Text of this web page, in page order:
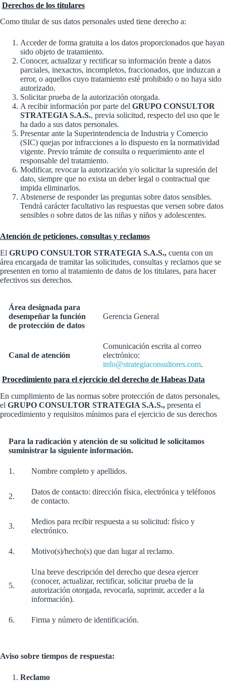
Derechos de los titulares
Como titular de sus datos personales usted tiene derecho a:
Acceder de forma gratuita a los datos proporcionados que hayan
sido objeto de tratamiento.
Conocer, actualizar y rectificar su información frente a datos
parciales, inexactos, incompletos, fraccionados, que induzcan a
error, o aquellos cuyo tratamiento esté prohibido o no haya sido
autorizado.
Solicitar prueba de la autorización otorgada.
A recibir información por parte del GRUPO CONSULTOR
STRATEGIA S.A.S., previa solicitud, respecto del uso que le
ha dado a sus datos personales.
Presentar ante la Superintendencia de Industria y Comercio
(SIC) quejas por infracciones a lo dispuesto en la normatividad
vigente. Previo trámite de consulta o requerimiento ante el
responsable del tratamiento.
Modificar, revocar la autorización y/o solicitar la supresión del
dato, siempre que no exista un deber legal o contractual que
impida eliminarlos.
Abstenerse de responder las preguntas sobre datos sensibles.
Tendrá carácter facultativo las respuestas que versen sobre datos
sensibles o sobre datos de las niñas y niños y adolescentes.
Atención de peticiones, consultas y reclamos
El GRUPO CONSULTOR STRATEGIA S.A.S., cuenta con un
área encargada de tramitar las solicitudes, consultas y reclamos que se
presenten en torno al tratamiento de datos de los titulares, para hacer
efectivos sus derechos.
Área designada para
desempeñar la función
de protección de datos
Gerencia General
Canal de atención
Comunicación escrita al correo
electrónico:
info@strategiaconsultores.com.
Procedimiento para el ejercicio del derecho de Habeas Data
En cumplimiento de las normas sobre protección de datos personales,
el GRUPO CONSULTOR STRATEGIA S.A.S., presenta el
procedimiento y requisitos mínimos para el ejercicio de sus derechos
Para la radicación y atención de su solicitud le solicitamos
suministrar la siguiente información.
1. Nombre completo y apellidos.
2.
Datos de contacto: dirección física, electrónica y teléfonos
de contacto.
3.
Medios para recibir respuesta a su solicitud: físico y
electrónico.
4. Motivo(s)/hecho(s) que dan lugar al reclamo.
5.
Una breve descripción del derecho que desea ejercer
(conocer, actualizar, rectificar, solicitar prueba de la
autorización otorgada, revocarla, suprimir, acceder a la
información).
6. Firma y número de identificación.
Aviso sobre tiempos de respuesta:
Reclamo